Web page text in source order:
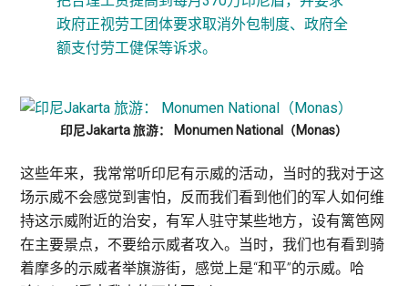
政府正视劳工团体要求取消外包制度、政府全
额支付劳工健保等诉求。
印尼Jakarta 旅游： Monumen National（Monas）
这些年来，我常常听印尼有示威的活动，当时的我对于这
场示威不会感觉到害怕，反而我们看到他们的军人如何维
持这示威附近的治安，有军人驻守某些地方，设有篱笆网
在主要景点，不要给示威者攻入。当时，我们也有看到骑
着摩多的示威者举旗游街，感觉上是“和平”的示威。哈